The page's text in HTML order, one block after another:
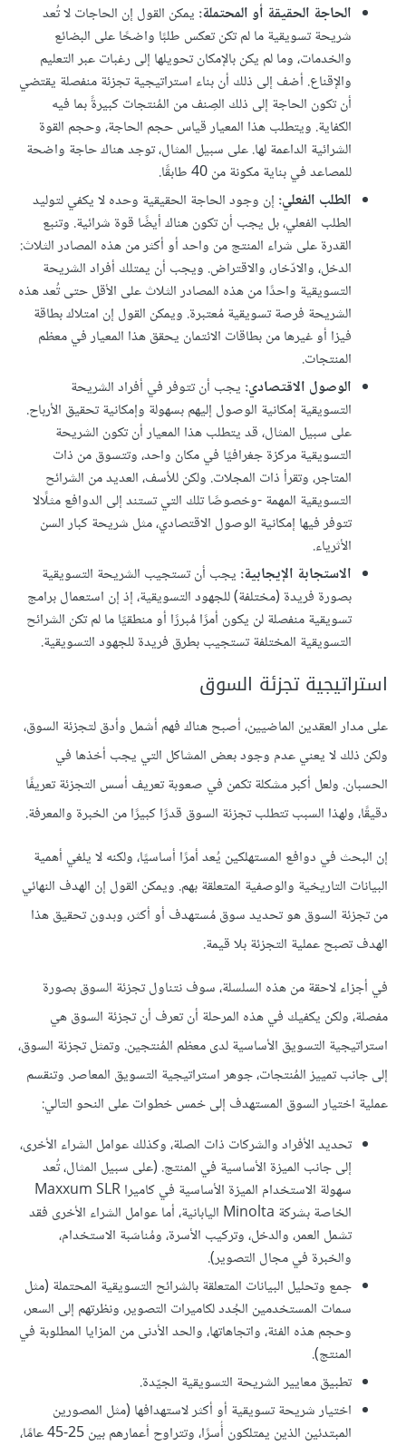
الحاجة الحقيقة أو المحتملة: يمكن القول إن الحاجات لا تُعد
شريحة تسويقية ما لم تكن تعكس طلبًا واضحًا على البضائع
والخدمات، وما لم يكن بالإمكان تحويلها إلى رغبات عبر التعليم
والإقناع. أضف إلى ذلك أن بناء استراتيجية تجزئة منفصلة يقتضي
أن تكون الحاجة إلى ذلك الصِنف من المُنتجات كبيرةً بما فيه
الكفاية. ويتطلب هذا المعيار قياس حجم الحاجة، وحجم القوة
الشرائية الداعمة لها. على سبيل المثال، توجد هناك حاجة واضحة
للمصاعد في بناية مكونة من 40 طابقًا.
الطلب الفعلي: إن وجود الحاجة الحقيقية وحده لا يكفي لتوليد
الطلب الفعلي، بل يجب أن تكون هناك أيضًا قوة شرائية. وتنبع
القدرة على شراء المنتج من واحد أو أكثر من هذه المصادر الثلاث:
الدخل، والادّخار، والاقتراض. ويجب أن يمتلك أفراد الشريحة
التسويقية واحدًا من هذه المصادر الثلاث على الأقل حتى تُعد هذه
الشريحة فرصة تسويقية مُعتبرة. ويمكن القول إن امتلاك بطاقة
فيزا أو غيرها من بطاقات الائتمان يحقق هذا المعيار في معظم
المنتجات.
الوصول الاقتصادي: يجب أن تتوفر في أفراد الشريحة
التسويقية إمكانية الوصول إليهم بسهولة وإمكانية تحقيق الأرباح.
على سبيل المثال، قد يتطلب هذا المعيار أن تكون الشريحة
التسويقية مركزة جغرافيًا في مكان واحد، وتتسوق من ذات
المتاجر، وتقرأ ذات المجلات. ولكن للأسف، العديد من الشرائح
التسويقية المهمة -وخصوصًا تلك التي تستند إلى الدوافع مثلًالا
تتوفر فيها إمكانية الوصول الاقتصادي، مثل شريحة كبار السن
الأثرياء.
الاستجابة الإيجابية: يجب أن تستجيب الشريحة التسويقية
بصورة فريدة (مختلفة) للجهود التسويقية، إذ إن استعمال برامج
تسويقية منفصلة لن يكون أمرًا مُبررًا أو منطقيًا ما لم تكن الشرائح
التسويقية المختلفة تستجيب بطرق فريدة للجهود التسويقية.
استراتيجية تجزئة السوق
على مدار العقدين الماضيين، أصبح هناك فهم أشمل وأدق لتجزئة السوق،
ولكن ذلك لا يعني عدم وجود بعض المشاكل التي يجب أخذها في
الحسبان. ولعل أكبر مشكلة تكمن في صعوبة تعريف أسس التجزئة تعريفًا
دقيقًا، ولهذا السبب تتطلب تجزئة السوق قدرًا كبيرًا من الخبرة والمعرفة.
إن البحث في دوافع المستهلكين يُعد أمرًا أساسيًا، ولكنه لا يلغي أهمية
البيانات التاريخية والوصفية المتعلقة بهم. ويمكن القول إن الهدف النهائي
من تجزئة السوق هو تحديد سوق مُستهدف أو أكثر، وبدون تحقيق هذا
الهدف تصبح عملية التجزئة بلا قيمة.
في أجزاء لاحقة من هذه السلسلة، سوف نتناول تجزئة السوق بصورة
مفصلة، ولكن يكفيك في هذه المرحلة أن تعرف أن تجزئة السوق هي
استراتيجية التسويق الأساسية لدى معظم المُنتجين. وتمثل تجزئة السوق،
إلى جانب تمييز المُنتجات، جوهر استراتيجية التسويق المعاصر. وتنقسم
عملية اختيار السوق المستهدف إلى خمس خطوات على النحو التالي:
تحديد الأفراد والشركات ذات الصلة، وكذلك عوامل الشراء الأخرى،
إلى جانب الميزة الأساسية في المنتج. (على سبيل المثال، تُعد
سهولة الاستخدام الميزة الأساسية في كاميرا Maxxum SLR
الخاصة بشركة Minolta اليابانية، أما عوامل الشراء الأخرى فقد
تشمل العمر، والدخل، وتركيب الأسرة، ومُناسَبة الاستخدام،
والخبرة في مجال التصوير).
جمع وتحليل البيانات المتعلقة بالشرائح التسويقية المحتملة (مثل
سمات المستخدمين الجُدد لكاميرات التصوير، ونظرتهم إلى السعر،
وحجم هذه الفئة، واتجاهاتها، والحد الأدنى من المزايا المطلوبة في
المنتج).
تطبيق معايير الشريحة التسويقية الجيّدة.
اختيار شريحة تسويقية أو أكثر لاستهدافها (مثل المصورين
المبتدئين الذين يمتلكون أُسرًا، وتتراوح أعمارهم بين 25-45 عامًا،